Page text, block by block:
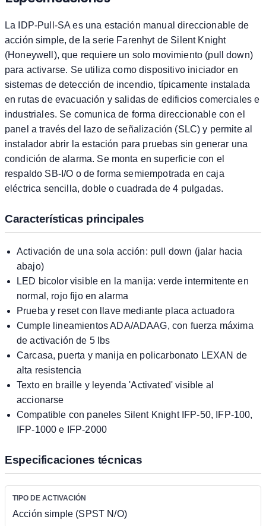
La IDP-Pull-SA es una estación manual direccionable de
acción simple, de la serie Farenhyt de Silent Knight
(Honeywell), que requiere un solo movimiento (pull down)
para activarse. Se utiliza como dispositivo iniciador en
sistemas de detección de incendio, típicamente instalada
en rutas de evacuación y salidas de edificios comerciales e
industriales. Se comunica de forma direccionable con el
panel a través del lazo de señalización (SLC) y permite al
instalador abrir la estación para pruebas sin generar una
condición de alarma. Se monta en superficie con el
respaldo SB-I/O o de forma semiempotrada en caja
eléctrica sencilla, doble o cuadrada de 4 pulgadas.
Características principales
Activación de una sola acción: pull down (jalar hacia
abajo)
LED bicolor visible en la manija: verde intermitente en
normal, rojo fijo en alarma
Prueba y reset con llave mediante placa actuadora
Cumple lineamientos ADA/ADAAG, con fuerza máxima
de activación de 5 lbs
Carcasa, puerta y manija en policarbonato LEXAN de
alta resistencia
Texto en braille y leyenda 'Activated' visible al
accionarse
Compatible con paneles Silent Knight IFP-50, IFP-100,
IFP-1000 e IFP-2000
Especificaciones técnicas
TIPO DE ACTIVACIÓN
Acción simple (SPST N/O)